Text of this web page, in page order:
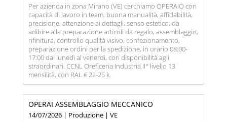
Per azienda in zona Mirano (VE) cerchiamo OPERAIO con
capacità di lavoro in team, buona manualità, affidabilità,
precisione, attenzione ai dettagli, senso estetico, da
adibire alla preparazione articoli da regalo, assemblaggio,
rifinitura, controllo qualità visivo, confezionamento,
preparazione ordini per la spedizione, in orario 08:00-
17:00 dal lunedì al venerdì, con disponibilità agli
straordinari. CCNL Oreficeria Industria II° livello 13
mensilità, con RAL € 22-25 k.
OPERAI ASSEMBLAGGIO MECCANICO
14/07/2026 | Produzione | VE